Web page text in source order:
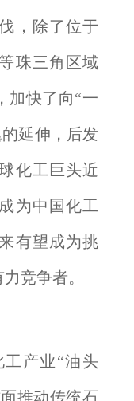
，除了位于
珠三角区域
加快了向“一
延伸，后发
化工巨头近
为中国化工
有望成为挑
竞争者。
产业“油头
推动传统石